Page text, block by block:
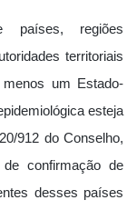
países, regiões
territoriais
um Estado-
esteja
912 do Conselho,
confirmação de
desses países